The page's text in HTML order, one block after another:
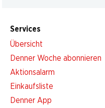
Services
Übersicht
Denner Woche abonnieren
Aktionsalarm
Einkaufsliste
Denner App